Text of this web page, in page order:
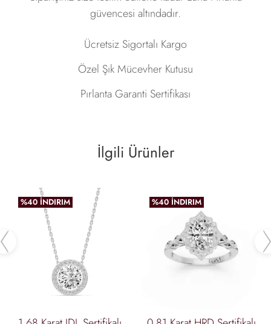
güvencesi altındadır.
Ücretsiz Sigortalı Kargo
Özel Şık Mücevher Kutusu
Pırlanta Garanti Sertifikası
İlgili Ürünler
Previous
%40 İNDIRIM %40 İNDIRIM